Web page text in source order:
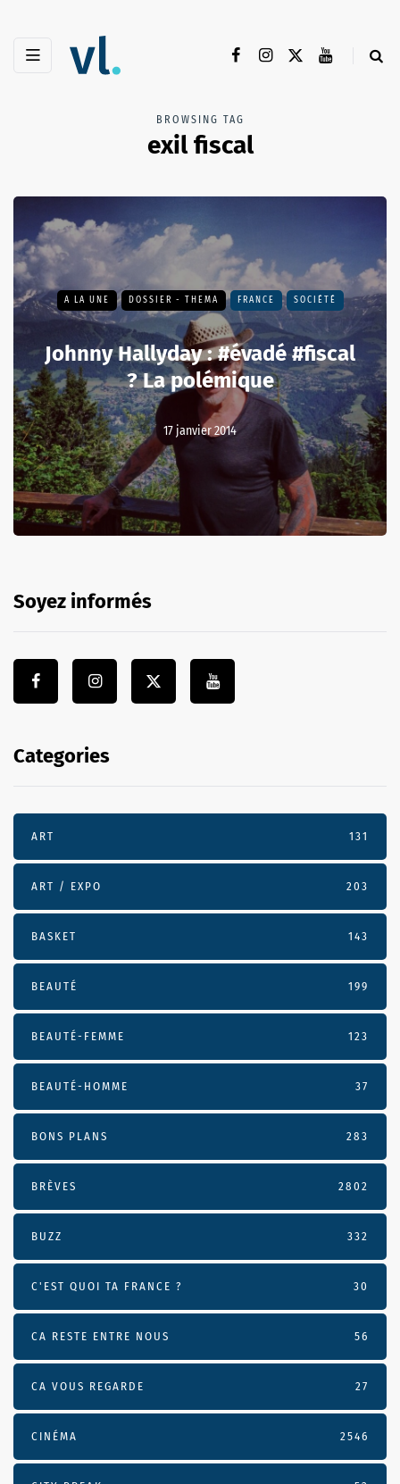
BROWSING TAG
exil fiscal
A LA UNE DOSSIER - THEMA FRANCE SOCIÉTÉ
Johnny Hallyday : #évadé #fiscal
? La polémique
17 janvier 2014
Soyez informés
Categories
ART 131
ART / EXPO 203
BASKET 143
BEAUTÉ 199
BEAUTÉ-FEMME 123
BEAUTÉ-HOMME 37
BONS PLANS 283
BRÈVES 2802
BUZZ 332
C'EST QUOI TA FRANCE ? 30
CA RESTE ENTRE NOUS 56
CA VOUS REGARDE 27
CINÉMA 2546